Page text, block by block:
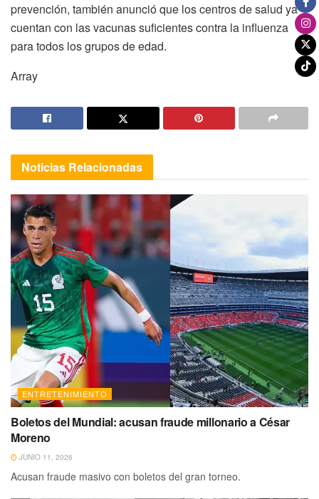
prevención, también anunció que los centros de salud ya
cuentan con las vacunas suficientes contra la influenza
para todos los grupos de edad.
Array
Noticias Relacionadas
ENTRETENIMIENTO
Boletos del Mundial: acusan fraude millonario a César
Moreno
JUNIO 11, 2026
Acusan fraude masivo con boletos del gran torneo.